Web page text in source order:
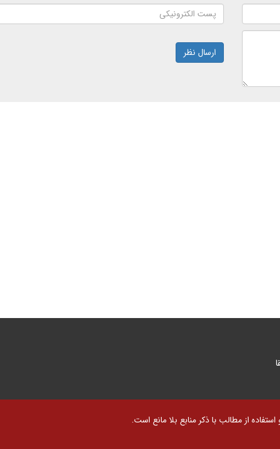
ارسال نظر
از مطالب با ذکر منابع بلا مانع است.